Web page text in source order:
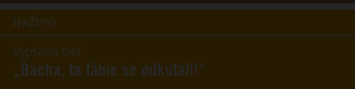
NAŽIVO
Vypsaná fixa
„Bacha, ta fábie se odkutálí!“